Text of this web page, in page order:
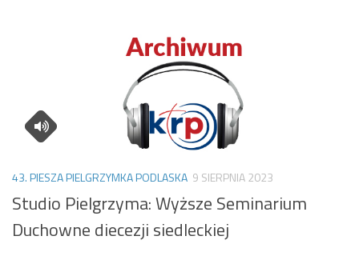
43. PIESZA PIELGRZYMKA PODLASKA 9 SIERPNIA 2023
Studio Pielgrzyma: Wyższe Seminarium
Duchowne diecezji siedleckiej